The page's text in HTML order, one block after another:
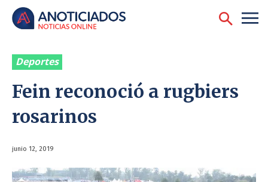
Deportes
Fein reconoció a rugbiers
rosarinos
junio 12, 2019